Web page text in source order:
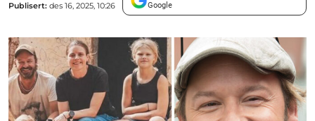
Publisert: des 16, 2025, 10:26
Google